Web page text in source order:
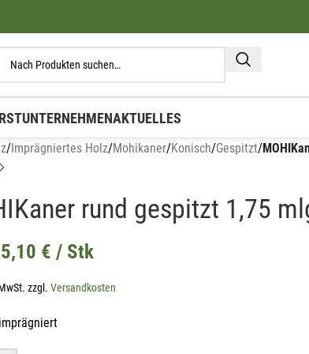
UNTERNEHMENAKTUELLES
/Imprägniertes Holz/Mohikaner/Konisch/Gespitzt/
rund gespitzt 1,75
5,10 € / Stk
zzgl. Versandkosten